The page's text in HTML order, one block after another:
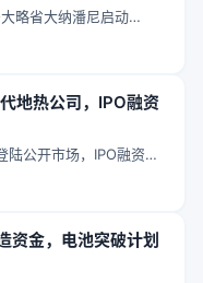
略省大纳潘尼启动
4 GWh，后续可扩展至2
年代初投运，将贡献
地热公司，IPO融资
公开市场，IPO融资约
代增强型地热技术公司
。
资金，电池突破计划